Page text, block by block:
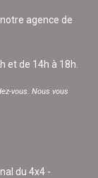
agence de
et de 14h à 18h.
vous. Nous vous
du 4x4 -